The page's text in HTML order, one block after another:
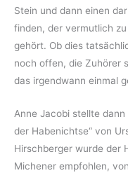
Stein und dann einen
finden, der vermutlich
gehört. Ob dies
noch offen, die Zuhörer
das irgendwann einmal
Anne Jacobi stellte
der Habenichtse“ von
Hirschberger wurde der
Michener empfohlen,